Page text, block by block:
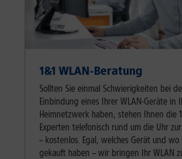
1&1 WLAN-Beratung
Sollten Sie einmal Schwierigkeiten bei
Einbindung eines Ihrer WLAN-Geräte in
Heimnetzwerk haben, stehen Ihnen die
Experten telefonisch rund um die Uhr
– kostenlos. Egal, welches Gerät und wo
gekauft haben – wir bringen Ihr WLAN